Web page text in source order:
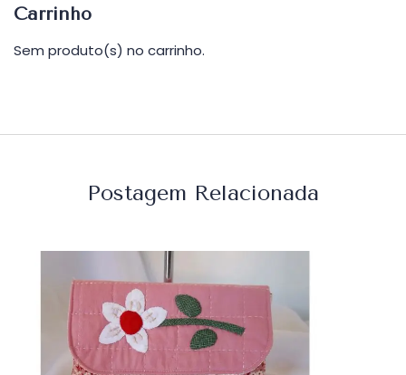
Carrinho
Sem produto(s) no carrinho.
Postagem Relacionada